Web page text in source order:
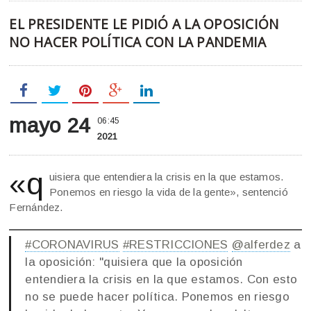
EL PRESIDENTE LE PIDIÓ A LA OPOSICIÓN
NO HACER POLÍTICA CON LA PANDEMIA
mayo 24 06:45
2021
«q
uisiera que entendiera la crisis en la que estamos.
Ponemos en riesgo la vida de la gente», sentenció
Fernández.
#CORONAVIRUS #RESTRICCIONES @alferdez a
la oposición: "quisiera que la oposición
entendiera la crisis en la que estamos. Con esto
no se puede hacer política. Ponemos en riesgo